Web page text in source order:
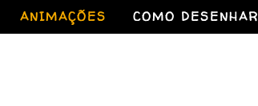
ANIMAÇÕES COMO DESENHAR